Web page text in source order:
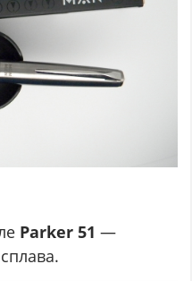
Parker 51 —